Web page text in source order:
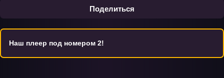
Поделиться
Наш плеер под номером 2!